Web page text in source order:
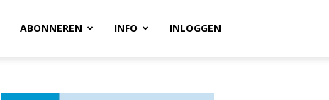
ABONNEREN INFO INLOGGEN